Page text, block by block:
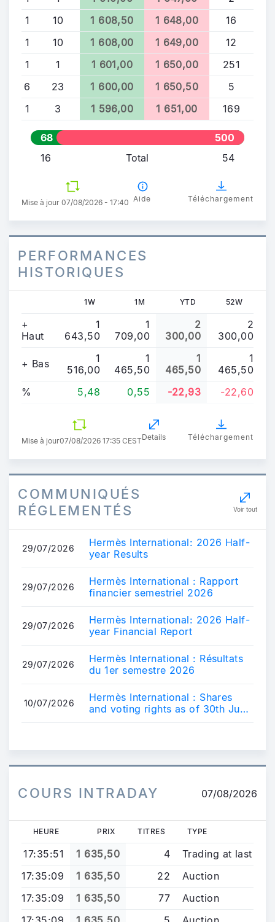
1
10 1 608,50 1 648,00
16
1
10 1 608,00 1 649,00
12
1
1 1 601,00 1 650,00
251
6
23 1 600,00 1 650,50
5
1
3 1 596,00 1 651,00 169
68
500
16
Total 54
Mise à jour 07/08/2026 - 17:40 Aide Téléchargement
PERFORMANCES
HISTORIQUES
1W 1M YTD 52W
+
Haut
1
643,50
1
709,00
2
300,00
2
300,00
+ Bas
1
516,00
1
465,50
1
465,50
1
465,50
%
5,48 0,55 -22,93 -22,60
Mise à jour07/08/2026 17:35 CESTDetails Téléchargement
COMMUNIQUÉS
RÉGLEMENTÉS
Voir tout
29/07/2026
Hermès International: 2026 Half-
year Results
29/07/2026
Hermès International : Rapport
financier semestriel 2026
29/07/2026
Hermès International: 2026 Half-
year Financial Report
29/07/2026
Hermès International : Résultats
du 1er semestre 2026
10/07/2026
Hermès International : Shares
and voting rights as of 30th June
COURS INTRADAY 07/08/2026
HEURE PRIX TITRES TYPE
17:35:51 1 635,50 4
Trading at last
17:35:09
1 635,50 22
Auction
17:35:09
1 635,50 77
Auction